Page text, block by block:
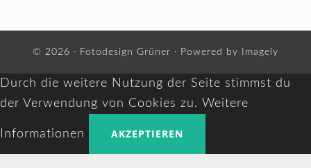
© 2026 · Fotodesign Grüner · Powered by Imagely
Durch die weitere Nutzung der Seite stimmst du
der Verwendung von Cookies zu. Weitere
Informationen AKZEPTIEREN